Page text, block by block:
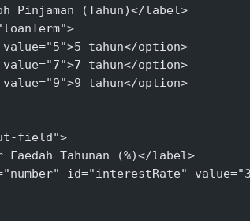
Pinjaman (Tahun)</label>
tahun</option>
tahun</option>
tahun</option>
field">
Faedah Tahunan (%)</label>
id="interestRate"